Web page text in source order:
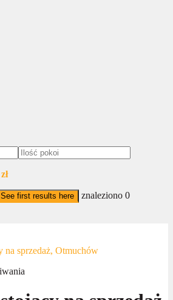
See first results here znaleziono 0
na sprzedaż, Otmuchów